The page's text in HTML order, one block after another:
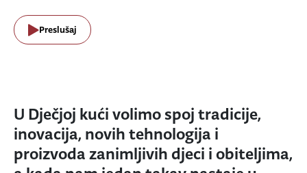
Preslušaj
U Dječjoj kući volimo spoj tradicije,
inovacija, novih tehnologija i
proizvoda zanimljivih djeci i obiteljima,